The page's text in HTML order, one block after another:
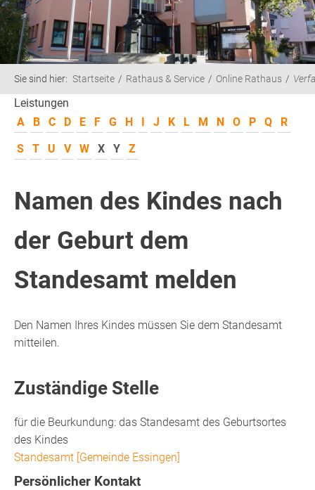
Sie sind hier: Startseite Rathaus & Service Online Rathaus
Leistungen
A
B C D E F G H I J K L M N O P Q
R
S
T U V W X Y Z
Namen des Kindes nach
der Geburt dem
Standesamt melden
Den Namen Ihres Kindes müssen Sie dem Standesamt
mitteilen.
Zuständige Stelle
für die Beurkundung: das Standesamt des Geburtsortes
des Kindes
Standesamt [Gemeinde Essingen]
Persönlicher Kontakt